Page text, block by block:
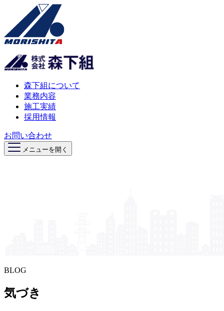
森下組について
業務内容
施工実績
採用情報
お問い合わせ
メニューを開く
BLOG
気づき